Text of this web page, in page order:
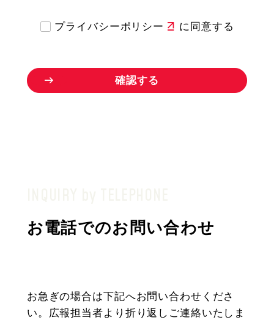
プライバシーポリシー に同意する
確認する
お電話でのお問い合わせ
お急ぎの場合は下記へお問い合わせくださ
い。広報担当者より折り返しご連絡いたしま